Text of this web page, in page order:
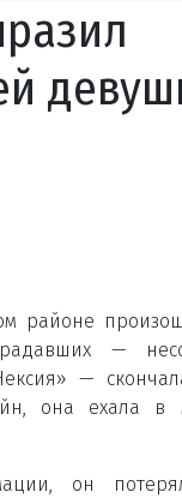
районе
—
—
она ехала в
он